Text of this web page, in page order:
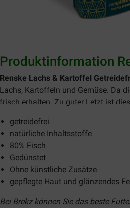
Produktinformation
Renske Lachs & Kartoffel
Lachs, Kartoffeln und Gemüse. Da
frisch erhalten. Zu guter Letzt ist
getreidefrei
natürliche Inhaltsstoffe
80% Fisch
Gedünstet
Ohne künstliche Zusätze
gepflegte Haut und glänzendes
Bei Brekz können Sie das beste